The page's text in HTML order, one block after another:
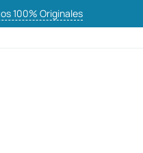
100% Originales